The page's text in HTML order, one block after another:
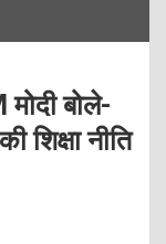
मोदी बोले-
शिक्षा नीति